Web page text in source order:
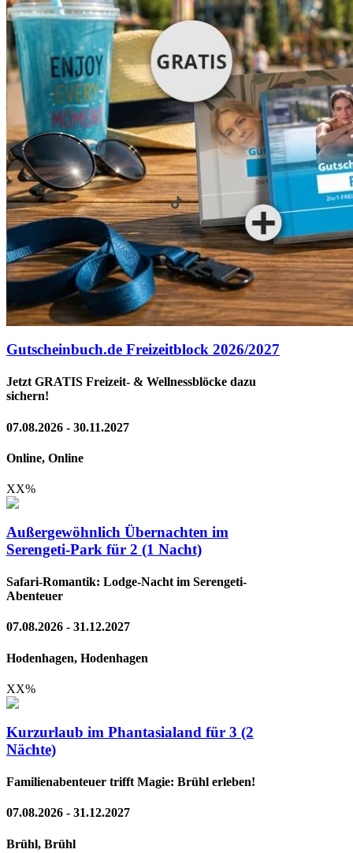
Gutscheinbuch.de Freizeitblock 2026/2027
Jetzt GRATIS Freizeit- & Wellnessblöcke dazu
sichern!
07.08.2026 - 30.11.2027
Online, Online
XX%
Außergewöhnlich Übernachten im
Serengeti-Park für 2 (1 Nacht)
Safari-Romantik: Lodge-Nacht im Serengeti-
Abenteuer
07.08.2026 - 31.12.2027
Hodenhagen, Hodenhagen
XX%
Kurzurlaub im Phantasialand für 3 (2
Nächte)
Familienabenteuer trifft Magie: Brühl erleben!
07.08.2026 - 31.12.2027
Brühl, Brühl